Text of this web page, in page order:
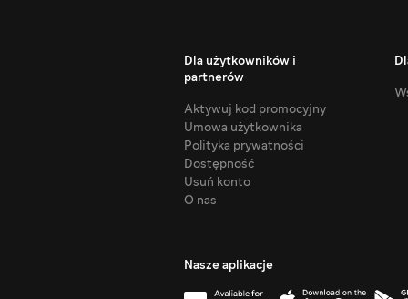
Dla użytkowników i
partnerów
Aktywuj kod promocyjny
Umowa użytkownika
Polityka prywatności
Dostępność
Usuń konto
O nas
Nasze aplikacje